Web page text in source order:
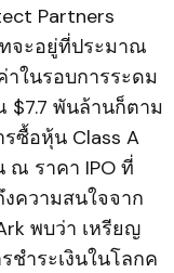
Partners
จะอยู่ที่ประมาณ
ในรอบการระดม
$7.7 พันล้านก็ตาม
ซื้อหุ้น Class A
ณ ราคา IPO ที่
ความสนใจจาก
พบว่า เหรียญ
ชำระเงินในโลกค